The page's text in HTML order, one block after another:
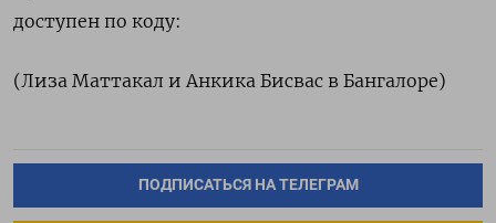
доступен по коду:
(Лиза Маттакал и Анкика Бисвас в Бангалоре)
ПОДПИСАТЬСЯ НА ТЕЛЕГРАМ